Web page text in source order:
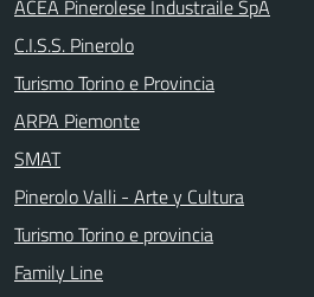
ACEA Pinerolese Industraile SpA
C.I.S.S. Pinerolo
Turismo Torino e Provincia
ARPA Piemonte
SMAT
Pinerolo Valli - Arte y Cultura
Turismo Torino e provincia
Family Line